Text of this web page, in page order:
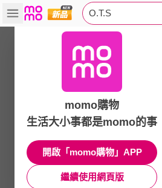
O.T.S
momo購物
生活大小事都是momo的事
開啟「momo購物」APP
繼續使用網頁版